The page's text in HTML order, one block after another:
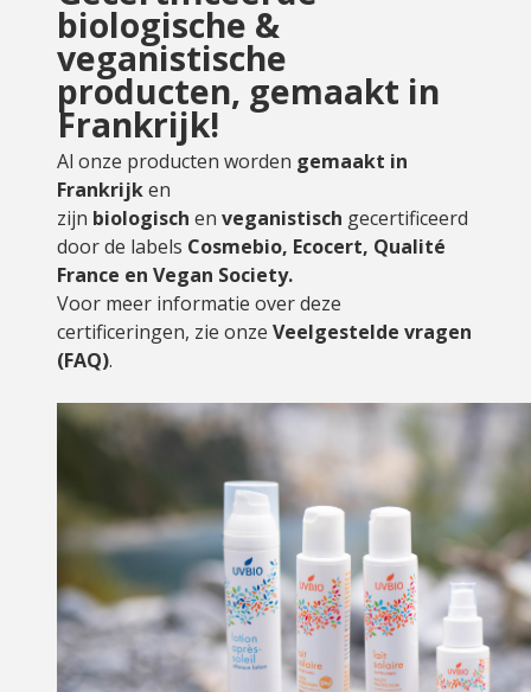
biologische &
veganistische
producten, gemaakt in
Frankrijk!
Al onze producten worden gemaakt in
Frankrijken
zijn biologisch en veganistisch gecertificeerd
door de labels Cosmebio, Ecocert, Qualité
France en Vegan Society.
Voor meer informatie over deze
certificeringen, zie onze Veelgestelde vragen
(FAQ).